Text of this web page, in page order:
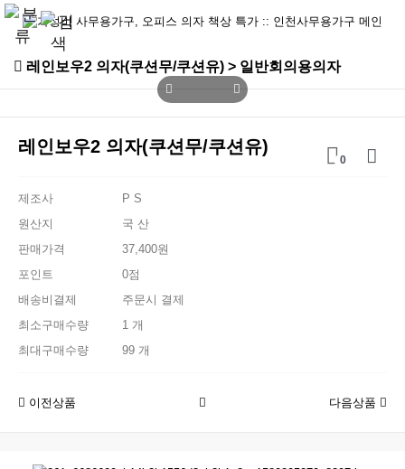
레인보우2 의자(쿠션무/쿠션유) > 일반회의용의자
레인보우2 의자(쿠션무/쿠션유)
0
제조사
P S
원산지
국 산
판매가격
37,400원
포인트
0점
배송비결제
주문시 결제
최소구매수량
1 개
최대구매수량
99 개
이전상품 다음상품